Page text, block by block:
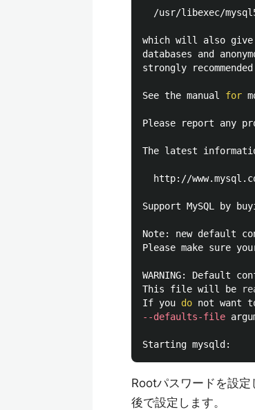
/usr/libexec/
which will also give
databases and
strongly recommended
See the manual for
Please report any
The latest
http://
Support MySQL by
Note: new default
Please make sure
WARNING: Default
This file will be
If you do
--defaults-file
Rootパスワードを設定
後で設定します。